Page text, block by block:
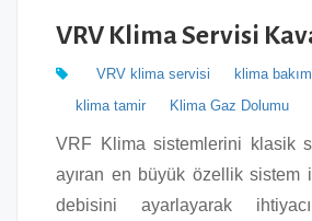
VRV Klima Servisi
VRV klima servisi klima
klima tamir
Klima Gaz Dolumu
VRF Klima sistemlerini klasik
ayıran en büyük özellik sistem
debisini ayarlayarak